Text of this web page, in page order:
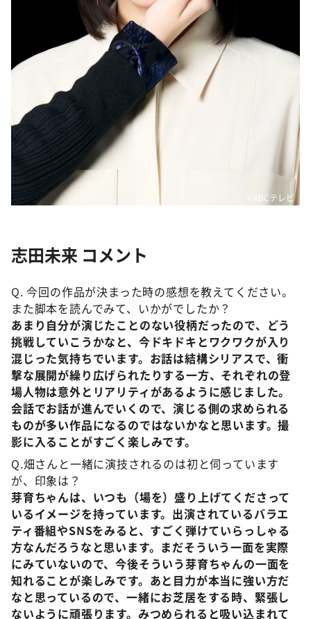
©️ABCテレビ
志田未来 コメント
Q. 今回の作品が決まった時の感想を教えてください。
また脚本を読んでみて、いかがでしたか？
あまり自分が演じたことのない役柄だったので、どう
挑戦していこうかなと、今ドキドキとワクワクが入り
混じった気持ちでいます。お話は結構シリアスで、衝
撃な展開が繰り広げられたりする一方、それぞれの登
場人物は意外とリアリティがあるように感じました。
会話でお話が進んでいくので、演じる側の求められる
ものが多い作品になるのではないかなと思います。撮
影に入ることがすごく楽しみです。
Q.畑さんと一緒に演技されるのは初と伺っています
が、印象は？
芽育ちゃんは、いつも（場を）盛り上げてくださって
いるイメージを持っています。出演されているバラエ
ティ番組やSNSをみると、すごく弾けていらっしゃる
方なんだろうなと思います。まだそういう一面を実際
にみていないので、今後そういう芽育ちゃんの一面を
知れることが楽しみです。あと目力が本当に強い方だ
なと思っているので、一緒にお芝居をする時、緊張し
ないように頑張ります。みつめられると吸い込まれて